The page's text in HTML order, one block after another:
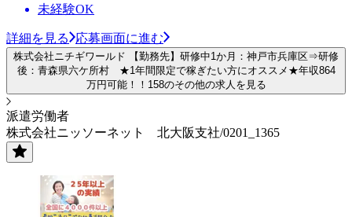
未経験OK
詳細を見る 応募画面に進む
株式会社ニチギワールド 【勤務先】研修中1か月：神戸市兵庫区⇒研修
後：青森県六ケ所村 ★1年間限定で稼ぎたい方にオススメ★年収864
万円可能！！158のその他の求人を見る
派遣労働者
株式会社ニッソーネット 北大阪支社/0201_1365